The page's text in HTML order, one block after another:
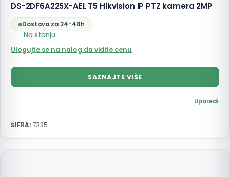
DS-2DF6A225X-AEL T5 Hikvision IP PTZ kamera 2MP
Dostava za 24-48h
Na stanju
Ulogujte se na nalog da vidite cenu
SAZNAJTE VIŠE
Uporedi
ŠIFRA: 7335